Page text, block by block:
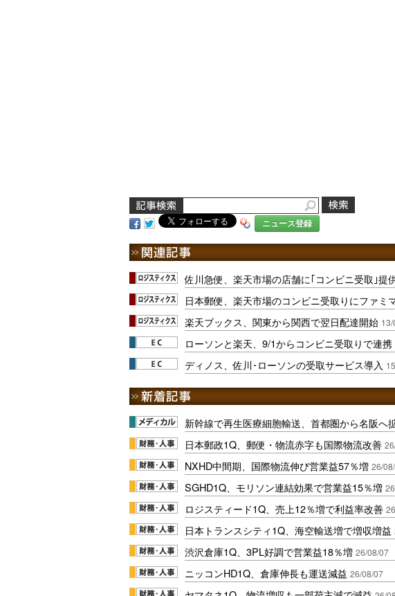
ニュース登録
佐川急便、楽天市場の店舗に｢コンビニ受取｣提
日本郵便、楽天市場のコンビニ受取りにファミ
楽天ブックス、関東から関西で翌日配達開始
ローソンと楽天、9/1からコンビニ受取りで連携
ディノス、佐川･ローソンの受取サービス導入
新幹線で再生医療細胞輸送、首都圏から名阪へ
日本郵政1Q、郵便・物流赤字も国際物流改善
NXHD中間期、国際物流伸び営業益57％増 26/
SGHD1Q、モリソン連結効果で営業益15％増
ロジスティード1Q、売上12％増で利益率改善
日本トランスシティ1Q、海空輸送増で増収増益
渋沢倉庫1Q、3PL好調で営業益18％増 26/08/07
ニッコンHD1Q、倉庫伸長も運送減益 26/08/07